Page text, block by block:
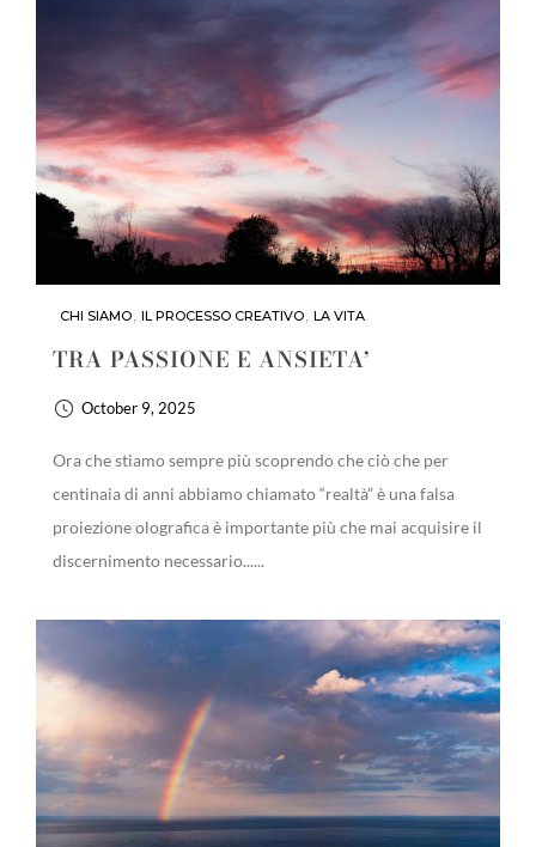
CHI SIAMO, IL PROCESSO CREATIVO, LA VITA
TRA PASSIONE E ANSIETA’
October 9, 2025
Ora che stiamo sempre più scoprendo che ciò che per
centinaia di anni abbiamo chiamato “realtà” è una falsa
proiezione olografica è importante più che mai acquisire il
discernimento necessario......